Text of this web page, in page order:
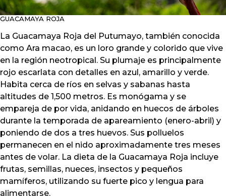
GUACAMAYA ROJA
La Guacamaya Roja del Putumayo, también conocida
como Ara macao, es un loro grande y colorido que vive
en la región neotropical. Su plumaje es principalmente
rojo escarlata con detalles en azul, amarillo y verde.
Habita cerca de ríos en selvas y sabanas hasta
altitudes de 1,500 metros. Es monógama y se
empareja de por vida, anidando en huecos de árboles
durante la temporada de apareamiento (enero-abril) y
poniendo de dos a tres huevos. Sus polluelos
permanecen en el nido aproximadamente tres meses
antes de volar. La dieta de la Guacamaya Roja incluye
frutas, semillas, nueces, insectos y pequeños
mamíferos, utilizando su fuerte pico y lengua para
alimentarse.